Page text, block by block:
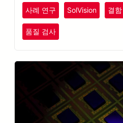
사례 연구 SolVision 결
품질 검사